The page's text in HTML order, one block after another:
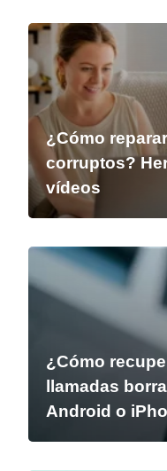
¿Cómo
corruptos?
vídeos
¿Cómo
llamadas
Android o